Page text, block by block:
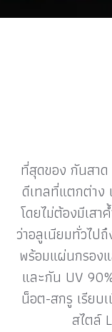
ที่สุดของ กันสาด
ดีเทลที่แตกต่าง
โดยไม่ต้องมีเส
ว่าอลูเนียมทั่วไป
พร้อมแผ่นกรอง
และกัน UV
น็อต-สกรู เรียบ
สไตล์